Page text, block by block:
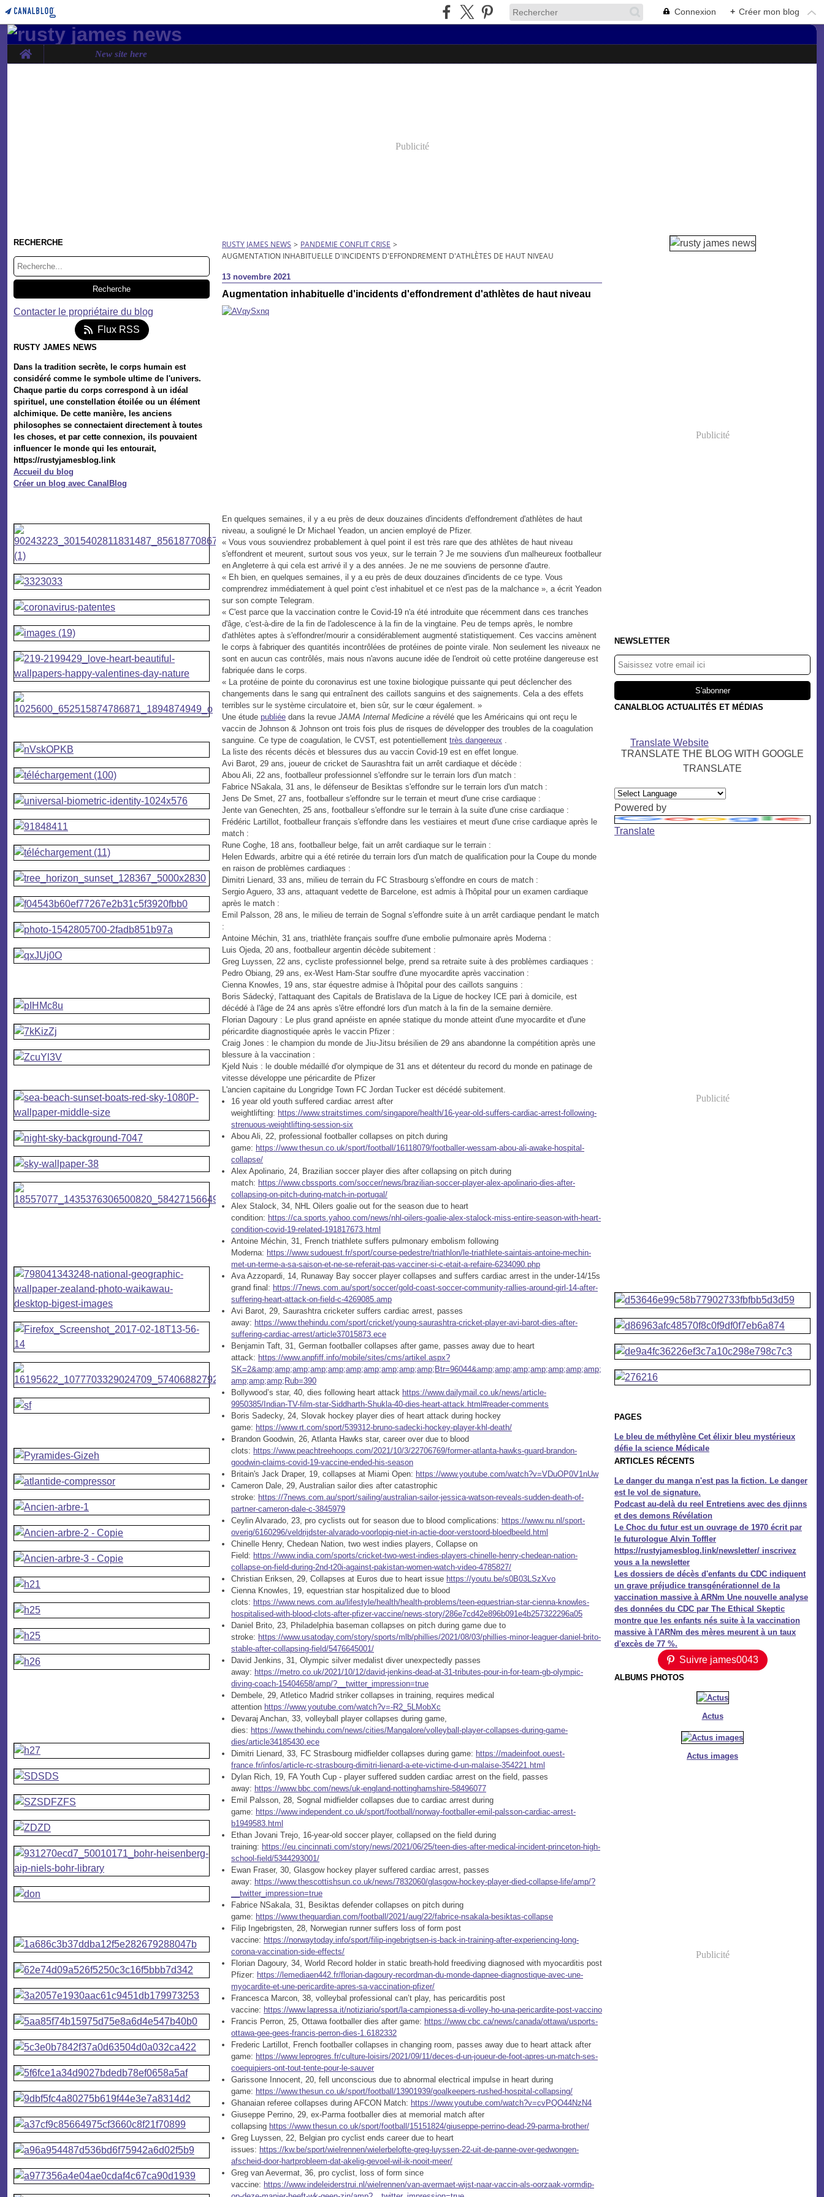
Connexion + Créer mon blog
Home New site here
Publicité
RECHERCHE
Contacter le propriétaire du blog
Flux RSS
RUSTY JAMES NEWS
Dans la tradition secrète, le corps humain est
considéré comme le symbole ultime de l'univers.
Chaque partie du corps correspond à un idéal
spirituel, une constellation étoilée ou un élément
alchimique. De cette manière, les anciens
philosophes se connectaient directement à toutes
les choses, et par cette connexion, ils pouvaient
influencer le monde qui les entourait,
https://rustyjamesblog.link
Accueil du blog
Créer un blog avec CanalBlog
RUSTY JAMES NEWS > PANDEMIE CONFLIT CRISE >
AUGMENTATION INHABITUELLE D'INCIDENTS D'EFFONDREMENT D'ATHLÈTES DE HAUT NIVEAU
13 novembre 2021
Augmentation inhabituelle d'incidents d'effondrement d'athlètes de haut niveau
En quelques semaines, il y a eu près de deux douzaines d'incidents d'effondrement d'athlètes de haut
niveau, a souligné le Dr Michael Yeadon, un ancien employé de Pfizer.
« Vous vous souviendrez probablement à quel point il est très rare que des athlètes de haut niveau
s'effondrent et meurent, surtout sous vos yeux, sur le terrain ? Je me souviens d'un malheureux footballeur
en Angleterre à qui cela est arrivé il y a des années. Je ne me souviens de personne d'autre.
« Eh bien, en quelques semaines, il y a eu près de deux douzaines d'incidents de ce type. Vous
comprendrez immédiatement à quel point c'est inhabituel et ce n'est pas de la malchance », a écrit Yeadon
sur son compte Telegram.
« C'est parce que la vaccination contre le Covid-19 n'a été introduite que récemment dans ces tranches
d'âge, c'est-à-dire de la fin de l'adolescence à la fin de la vingtaine. Peu de temps après, le nombre
d'athlètes aptes à s'effondrer/mourir a considérablement augmenté statistiquement. Ces vaccins amènent
le corps à fabriquer des quantités incontrôlées de protéines de pointe virale. Non seulement les niveaux ne
sont en aucun cas contrôlés, mais nous n'avons aucune idée de l'endroit où cette protéine dangereuse est
fabriquée dans le corps.
« La protéine de pointe du coronavirus est une toxine biologique puissante qui peut déclencher des
changements dans le sang qui entraînent des caillots sanguins et des saignements. Cela a des effets
terribles sur le système circulatoire et, bien sûr, sur le cœur également. »
Une étude publiée dans la revue JAMA Internal Medicine a révélé que les Américains qui ont reçu le
vaccin de Johnson & Johnson ont trois fois plus de risques de développer des troubles de la coagulation
sanguine. Ce type de coagulation, le CVST, est potentiellement très dangereux .
La liste des récents décès et blessures dus au vaccin Covid-19 est en effet longue.
Avi Barot, 29 ans, joueur de cricket de Saurashtra fait un arrêt cardiaque et décède :
Abou Ali, 22 ans, footballeur professionnel s'effondre sur le terrain lors d'un match :
Fabrice NSakala, 31 ans, le défenseur de Besiktas s'effondre sur le terrain lors d'un match :
Jens De Smet, 27 ans, footballeur s'effondre sur le terrain et meurt d'une crise cardiaque :
Jente van Genechten, 25 ans, footballeur s'effondre sur le terrain à la suite d'une crise cardiaque :
Frédéric Lartillot, footballeur français s'effondre dans les vestiaires et meurt d'une crise cardiaque après le
match :
Rune Coghe, 18 ans, footballeur belge, fait un arrêt cardiaque sur le terrain :
Helen Edwards, arbitre qui a été retirée du terrain lors d'un match de qualification pour la Coupe du monde
en raison de problèmes cardiaques :
Dimitri Lienard, 33 ans, milieu de terrain du FC Strasbourg s'effondre en cours de match :
Sergio Aguero, 33 ans, attaquant vedette de Barcelone, est admis à l'hôpital pour un examen cardiaque
après le match :
Emil Palsson, 28 ans, le milieu de terrain de Sognal s'effondre suite à un arrêt cardiaque pendant le match
:
Antoine Méchin, 31 ans, triathlète français souffre d'une embolie pulmonaire après Moderna :
Luis Ojeda, 20 ans, footballeur argentin décède subitement :
Greg Luyssen, 22 ans, cycliste professionnel belge, prend sa retraite suite à des problèmes cardiaques :
Pedro Obiang, 29 ans, ex-West Ham-Star souffre d'une myocardite après vaccination :
Cienna Knowles, 19 ans, star équestre admise à l'hôpital pour des caillots sanguins :
Boris Sádecký, l'attaquant des Capitals de Bratislava de la Ligue de hockey ICE pari à domicile, est
décédé à l'âge de 24 ans après s'être effondré lors d'un match à la fin de la semaine dernière.
Florian Dagoury : Le plus grand apnéiste en apnée statique du monde atteint d'une myocardite et d'une
péricardite diagnostiquée après le vaccin Pfizer :
Craig Jones : le champion du monde de Jiu-Jitsu brésilien de 29 ans abandonne la compétition après une
blessure à la vaccination :
Kjeld Nuis : le double médaillé d'or olympique de 31 ans et détenteur du record du monde en patinage de
vitesse développe une péricardite de Pfizer
L'ancien capitaine du Longridge Town FC Jordan Tucker est décédé subitement.
16 year old youth suffered cardiac arrest after
weightlifting: https://www.straitstimes.com/singapore/health/16-year-old-suffers-cardiac-arrest-following-
strenuous-weightlifting-session-six
Abou Ali, 22, professional footballer collapses on pitch during
game: https://www.thesun.co.uk/sport/football/16118079/footballer-wessam-abou-ali-awake-hospital-
collapse/
Alex Apolinario, 24, Brazilian soccer player dies after collapsing on pitch during
match: https://www.cbssports.com/soccer/news/brazilian-soccer-player-alex-apolinario-dies-after-
collapsing-on-pitch-during-match-in-portugal/
Alex Stalock, 34, NHL Oilers goalie out for the season due to heart
condition: https://ca.sports.yahoo.com/news/nhl-oilers-goalie-alex-stalock-miss-entire-season-with-heart-
condition-covid-19-related-191817673.html
Antoine Méchin, 31, French triathlete suffers pulmonary embolism following
Moderna: https://www.sudouest.fr/sport/course-pedestre/triathlon/le-triathlete-saintais-antoine-mechin-
met-un-terme-a-sa-saison-et-ne-se-referait-pas-vacciner-si-c-etait-a-refaire-6234090.php
Ava Azzopardi, 14, Runaway Bay soccer player collapses and suffers cardiac arrest in the under-14/15s
grand final: https://7news.com.au/sport/soccer/gold-coast-soccer-community-rallies-around-girl-14-after-
suffering-heart-attack-on-field-c-4269085.amp
Avi Barot, 29, Saurashtra cricketer suffers cardiac arrest, passes
away: https://www.thehindu.com/sport/cricket/young-saurashtra-cricket-player-avi-barot-dies-after-
suffering-cardiac-arrest/article37015873.ece
Benjamin Taft, 31, German footballer collapses after game, passes away due to heart
attack: https://www.anpfiff.info/mobile/sites/cms/artikel.aspx?
SK=2&amp;amp;amp;amp;amp;amp;amp;amp;amp;amp;Btr=96044&amp;amp;amp;amp;amp;amp;amp;
amp;amp;amp;Rub=390
Bollywood’s star, 40, dies following heart attack https://www.dailymail.co.uk/news/article-
9950385/Indian-TV-film-star-Siddharth-Shukla-40-dies-heart-attack.html#reader-comments
Boris Sadecky, 24, Slovak hockey player dies of heart attack during hockey
game: https://www.rt.com/sport/539312-bruno-sadecki-hockey-player-khl-death/
Brandon Goodwin, 26, Atlanta Hawks star, career over due to blood
clots: https://www.peachtreehoops.com/2021/10/3/22706769/former-atlanta-hawks-guard-brandon-
goodwin-claims-covid-19-vaccine-ended-his-season
Britain's Jack Draper, 19, collapses at Miami Open: https://www.youtube.com/watch?v=VDuOP0V1nUw
Cameron Dale, 29, Australian sailor dies after catastrophic
stroke: https://7news.com.au/sport/sailing/australian-sailor-jessica-watson-reveals-sudden-death-of-
partner-cameron-dale-c-3845979
Ceylin Alvarado, 23, pro cyclists out for season due to blood complications: https://www.nu.nl/sport-
overig/6160296/veldrijdster-alvarado-voorlopig-niet-in-actie-door-verstoord-bloedbeeld.html
Chinelle Henry, Chedean Nation, two west indies players, Collapse on
Field: https://www.india.com/sports/cricket-two-west-indies-players-chinelle-henry-chedean-nation-
collapse-on-field-during-2nd-t20i-against-pakistan-women-watch-video-4785827/
Christian Eriksen, 29, Collapses at Euros due to heart issue https://youtu.be/s0B03LSzXvo
Cienna Knowles, 19, equestrian star hospitalized due to blood
clots: https://www.news.com.au/lifestyle/health/health-problems/teen-equestrian-star-cienna-knowles-
hospitalised-with-blood-clots-after-pfizer-vaccine/news-story/286e7cd42e896b091e4b257322296a05
Daniel Brito, 23, Philadelphia baseman collapses on pitch during game due to
stroke: https://www.usatoday.com/story/sports/mlb/phillies/2021/08/03/phillies-minor-leaguer-daniel-brito-
stable-after-collapsing-field/5476645001/
David Jenkins, 31, Olympic silver medalist diver unexpectedly passes
away: https://metro.co.uk/2021/10/12/david-jenkins-dead-at-31-tributes-pour-in-for-team-gb-olympic-
diving-coach-15404658/amp/?__twitter_impression=true
Dembele, 29, Atletico Madrid striker collapses in training, requires medical
attention https://www.youtube.com/watch?v=-R2_5LMobXc
Devaraj Anchan, 33, volleyball player collapses during game,
dies: https://www.thehindu.com/news/cities/Mangalore/volleyball-player-collapses-during-game-
dies/article34185430.ece
Dimitri Lienard, 33, FC Strasbourg midfielder collapses during game: https://madeinfoot.ouest-
france.fr/infos/article-rc-strasbourg-dimitri-lienard-a-ete-victime-d-un-malaise-354221.html
Dylan Rich, 19, FA Youth Cup - player suffered sudden cardiac arrest on the field, passes
away: https://www.bbc.com/news/uk-england-nottinghamshire-58496077
Emil Palsson, 28, Sognal midfielder collapses due to cardiac arrest during
game: https://www.independent.co.uk/sport/football/norway-footballer-emil-palsson-cardiac-arrest-
b1949583.html
Ethan Jovani Trejo, 16-year-old soccer player, collapsed on the field during
training: https://eu.cincinnati.com/story/news/2021/06/25/teen-dies-after-medical-incident-princeton-high-
school-field/5344293001/
Ewan Fraser, 30, Glasgow hockey player suffered cardiac arrest, passes
away: https://www.thescottishsun.co.uk/news/7832060/glasgow-hockey-player-died-collapse-life/amp/?
__twitter_impression=true
Fabrice NSakala, 31, Besiktas defender collapses on pitch during
game: https://www.theguardian.com/football/2021/aug/22/fabrice-nsakala-besiktas-collapse
Filip Ingebrigsten, 28, Norwegian runner suffers loss of form post
vaccine: https://norwaytoday.info/sport/filip-ingebrigtsen-is-back-in-training-after-experiencing-long-
corona-vaccination-side-effects/
Florian Dagoury, 34, World Record holder in static breath-hold freediving diagnosed with myocarditis post
Pfizer: https://lemediaen442.fr/florian-dagoury-recordman-du-monde-dapnee-diagnostique-avec-une-
myocardite-et-une-pericardite-apres-sa-vaccination-pfizer/
Francesca Marcon, 38, volleybal professional can’t play, has pericarditis post
vaccine: https://www.lapressa.it/notiziario/sport/la-campionessa-di-volley-ho-una-pericardite-post-vaccino
Francis Perron, 25, Ottawa footballer dies after game: https://www.cbc.ca/news/canada/ottawa/usports-
ottawa-gee-gees-francis-perron-dies-1.6182332
Frederic Lartillot, French footballer collapses in changing room, passes away due to heart attack after
game: https://www.leprogres.fr/culture-loisirs/2021/09/11/deces-d-un-joueur-de-foot-apres-un-match-ses-
coequipiers-ont-tout-tente-pour-le-sauver
Garissone Innocent, 20, fell unconscious due to abnormal electrical impulse in heart during
game: https://www.thesun.co.uk/sport/football/13901939/goalkeepers-rushed-hospital-collapsing/
Ghanaian referee collapses during AFCON Match: https://www.youtube.com/watch?v=cvPQO44NzN4
Giuseppe Perrino, 29, ex-Parma footballer dies at memorial match after
collapsing https://www.thesun.co.uk/sport/football/15151824/giuseppe-perrino-dead-29-parma-brother/
Greg Luyssen, 22, Belgian pro cyclist ends career due to heart
issues: https://kw.be/sport/wielrennen/wielerbelofte-greg-luyssen-22-uit-de-panne-over-gedwongen-
afscheid-door-hartprobleem-dat-akelig-gevoel-wil-ik-nooit-meer/
Greg van Aevermat, 36, pro cyclist, loss of form since
vaccine: https://www.indeleiderstrui.nl/wielrennen/van-avermaet-wijst-naar-vaccin-als-oorzaak-vormdip-
Publicité
NEWSLETTER
CANALBLOG ACTUALITÉS ET MÉDIAS
Translate Website
TRANSLATE THE BLOG WITH GOOGLE
TRANSLATE
Powered by
Translate
Publicité
PAGES
Le bleu de méthylène Cet élixir bleu mystérieux
défie la science Médicale
ARTICLES RÉCENTS
Le danger du manga n'est pas la fiction. Le danger
est le vol de signature.
Podcast au-delà du reel Entretiens avec des djinns
et des demons Révélation
Le Choc du futur est un ouvrage de 1970 écrit par
le futurologue Alvin Toffler
https://rustyjamesblog.link/newsletter/ inscrivez
vous a la newsletter
Les dossiers de décès d'enfants du CDC indiquent
un grave préjudice transgénérationnel de la
vaccination massive à ARNm Une nouvelle analyse
des données du CDC par The Ethical Skeptic
montre que les enfants nés suite à la vaccination
massive à l'ARNm des mères meurent à un taux
d'excès de 77 %.
Suivre james0043
ALBUMS PHOTOS
Actus
Actus images
Publicité